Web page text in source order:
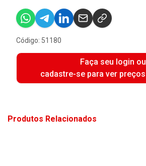
Código: 51180
Faça seu login ou
cadastre-se para ver
Produtos Relacionados